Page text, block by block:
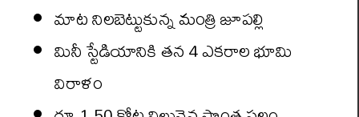
మాట నిలబెట్టుకున్న మంత్రి జూపల్లి
మినీ స్టేడియానికి త‌న‌ 4 ఎకరాల భూమి
విరాళం